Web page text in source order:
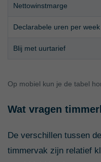
Nettowinstmarge
Declarabele uren per week
Blij met uurtarief
Op mobiel kun je de tabel
Wat vragen
De verschillen tussen
timmervak zijn relatief